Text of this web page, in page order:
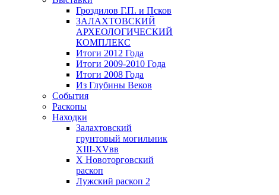
Гроздилов Г.П. и Псков
ЗАЛАХТОВСКИЙ
АРХЕОЛОГИЧЕСКИЙ
КОМПЛЕКС
Итоги 2012 Года
Итоги 2009-2010 Года
Итоги 2008 Года
Из Глубины Веков
События
Раскопы
Находки
Залахтовский
грунтовый могильник
XIII-XVвв
X Новоторговский
раскоп
Лужский раскоп 2